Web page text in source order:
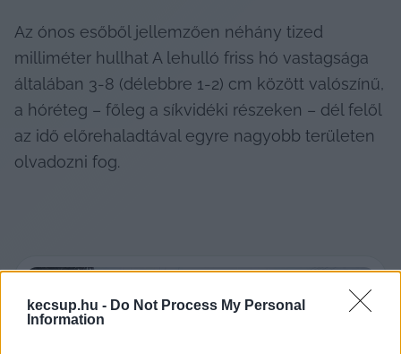
kecsup.hu - Do Not Process My Personal
Information
Az ónos esőből jellemzően néhány tized
milliméter hullhat A lehulló friss hó vastagsága
általában 3-8 (délebbre 1-2) cm között valószínű,
a hóréteg – főleg a síkvidéki részeken – dél felől
az idő előrehaladtával egyre nagyobb területen
olvadozni fog.